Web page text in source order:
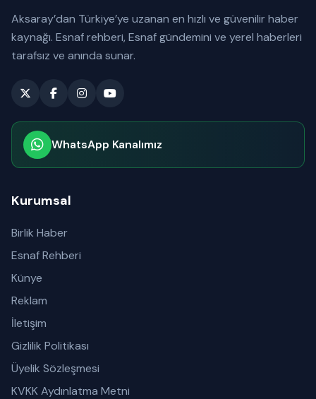
Aksaray’dan Türkiye’ye uzanan en hızlı ve güvenilir haber
kaynağı. Esnaf rehberi, Esnaf gündemini ve yerel haberleri
tarafsız ve anında sunar.
WhatsApp Kanalımız
Kurumsal
Birlik Haber
Esnaf Rehberi
Künye
Reklam
İletişim
Gizlilik Politikası
Üyelik Sözleşmesi
KVKK Aydınlatma Metni